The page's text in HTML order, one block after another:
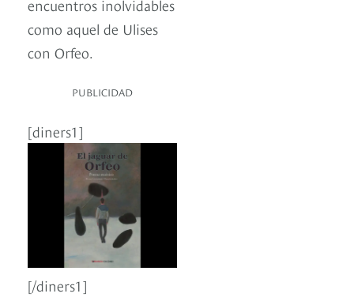
encuentros inolvidables
como aquel de Ulises
con Orfeo.
PUBLICIDAD
[diners1]
[/diners1]